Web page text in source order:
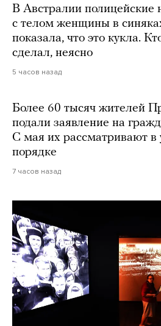
В Австралии полицейские
с телом женщины в
показала, что это кукла.
сделал, неясно
5 часов назад
Более 60 тысяч жителей
подали заявление на
С мая их рассматривают
порядке
7 часов назад